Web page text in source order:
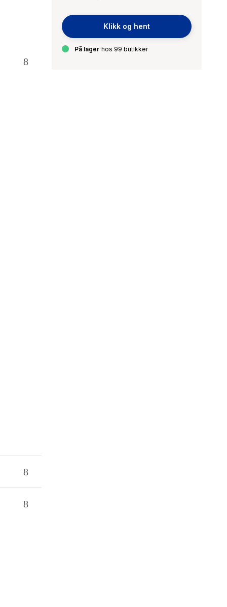
Klikk og hent
På lager hos 99 butikker
i Oslo.
av
6)
hele